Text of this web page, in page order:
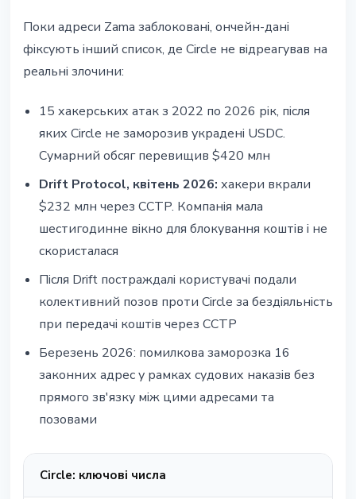
Поки адреси Zama заблокованi, ончейн-данi
фiксують iнший список, де Circle не вiдреагував на
реальнi злочини:
15 хакерських атак з 2022 по 2026 рiк, пiсля
яких Circle не заморозив украденi USDC.
Сумарний обсяг перевищив $420 млн
Drift Protocol, квiтень 2026: хакери вкрали
$232 млн через CCTP. Компанiя мала
шестигодинне вiкно для блокування коштiв i не
скористалася
Пiсля Drift постраждалi користувачi подали
колективний позов проти Circle за бездiяльнiсть
при передачi коштiв через CCTP
Березень 2026: помилкова заморозка 16
законних адрес у рамках судових наказiв без
прямого зв'язку мiж цими адресами та
позовами
Circle: ключовi числа